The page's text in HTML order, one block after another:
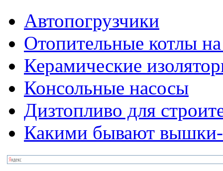
Автопогрузчики
Отопительные котлы
Керамические
Консольные насосы
Дизтопливо для
Какими бывают